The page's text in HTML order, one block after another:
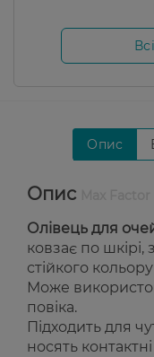
Опис
Опис
Олівець для
ковзає по
стійкого
Може
повіка.
Підходить для
носять